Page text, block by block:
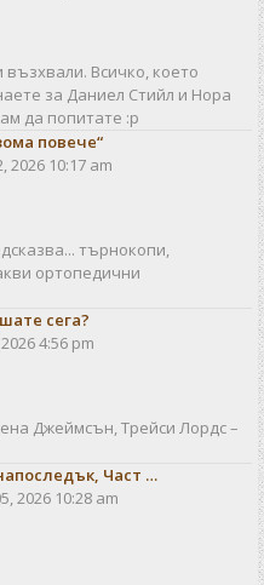
Всичко, което
за Даниел Стийл и Нора
да попитате :р
повече“
2026 10:17 am
търнокопи,
ортопедични
сега?
4:56 pm
Джеймсън, Трейси Лордс –
Част …
2026 10:28 am